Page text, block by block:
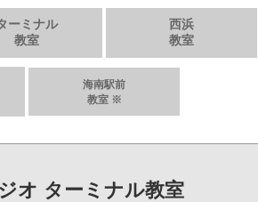
ーミナル
教室
西浜
教室
海南駅前
教室 ※
オ ターミナル教室